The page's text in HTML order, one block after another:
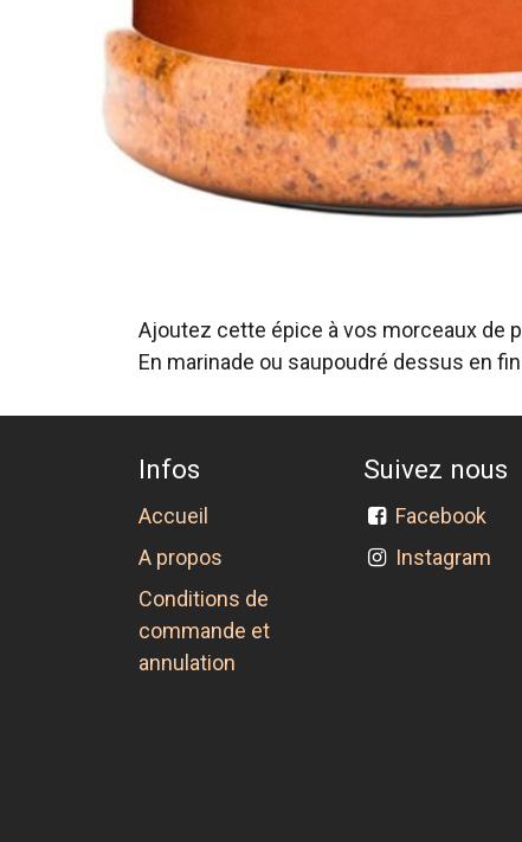
Ajoutez cette épice à vos morceaux de
En marinade ou saupoudré dessus en
Infos
Accueil
A propos
Conditions de
commande et
annulation
Suivez nous
Facebook
Instagram